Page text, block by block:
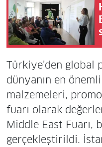
Türkiye’den global
dünyanın en
malzemeleri,
fuarı olarak
Middle East Fuarı,
gerçekleştirildi.